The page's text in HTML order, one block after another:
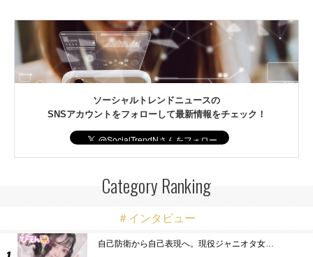
ソーシャルトレンドニュースの
SNSアカウントをフォローして最新情報をチェック！
Category Ranking
＃インタビュー
自己防衛から自己表現へ。現役ジャニオタ女…